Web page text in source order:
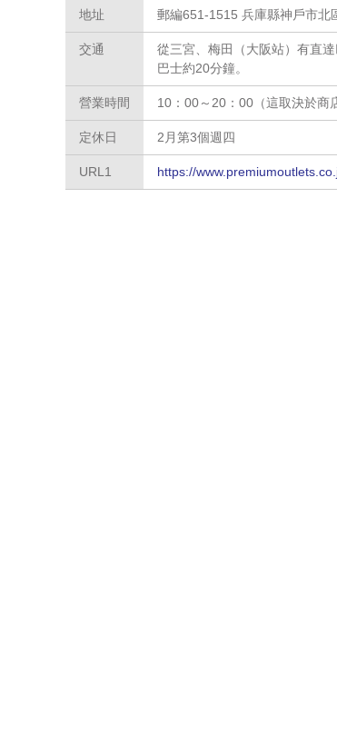
地址 郵編651-1515 兵庫縣神戶市北
交通
從三宮、梅田（大阪站）有直
巴士約20分鐘。
營業時間 10：00～20：00（這取決於商
定休日 2月第3個週四
URL1 https://